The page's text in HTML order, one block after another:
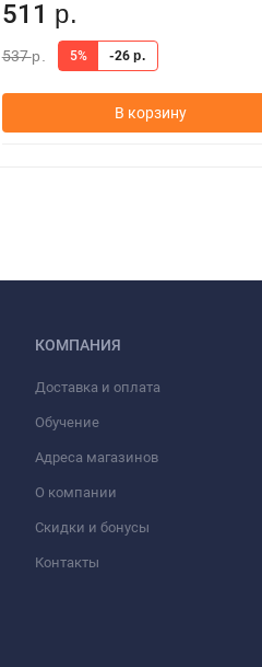
511 р.
537р. 5% -26 р.
В корзину
КОМПАНИЯ
Доставка и оплата
Обучение
Адреса магазинов
О компании
Скидки и бонусы
Контакты